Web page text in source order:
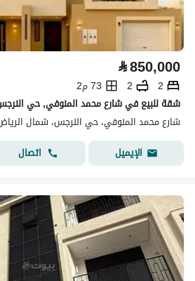
⃁850,000
2
2
73 م2
شقة للبيع في شارع محمد المنوفي, حي
شارع محمد المنوفي، حي النرجس، شمال
الإيميل
اتصال